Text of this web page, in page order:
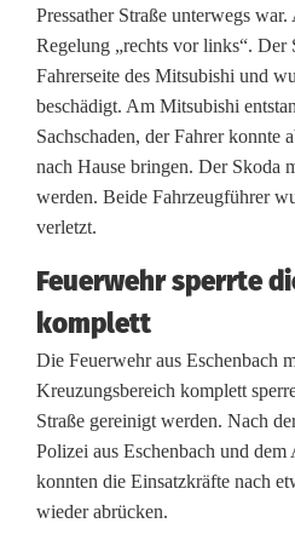
r
s
u
n
f
l
l
m
i
t
z
Pressather Straße unterwegs
Regelung „rechts vor links“. Der
Fahrerseite des Mitsubishi und
beschädigt. Am Mitsubishi
Sachschaden, der Fahrer konnte
nach Hause bringen. Der Skoda
werden. Beide Fahrzeugführer
verletzt.
Feuerwehr sperrte
komplett
Die Feuerwehr aus Eschenbach
Kreuzungsbereich komplett
Straße gereinigt werden. Nach
Polizei aus Eschenbach und dem
konnten die Einsatzkräfte nach
wieder abrücken.